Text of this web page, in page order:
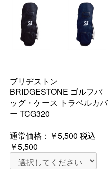
ブリヂストン
BRIDGESTONE ゴルフバ
ッグ・ケース トラベルカバ
ー TCG320
通常価格： ￥5,500 税込
￥5,500